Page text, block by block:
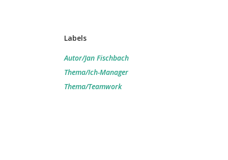
Labels
Autor/Jan Fischbach
Thema/Ich-Manager
Thema/Teamwork